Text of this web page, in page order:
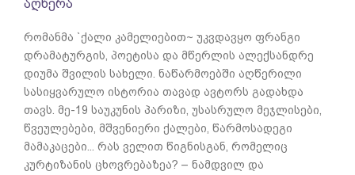
აღწერა
რომანმა `ქალი კამელიებით~ უკვდავყო ფრანგი
დრამატურგის, პოეტისა და მწერლის ალექსანდრე
დიუმა შვილის სახელი. ნაწარმოებში აღწერილი
სასიყვარულო ისტორია თავად ავტორს გადახდა
თავს. მე-19 საუკუნის პარიზი, უსასრულო მეჯლისები,
წვეულებები, მშვენიერი ქალები, წარმოსადეგი
მამაკაცები... რას ველით წიგნისგან, რომელიც
კურტიზანის ცხოვრებაზეა? – ნამდვილ და